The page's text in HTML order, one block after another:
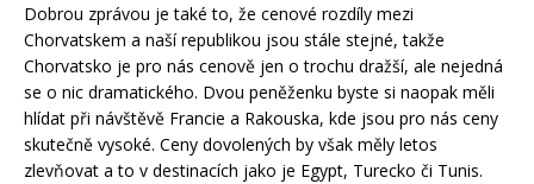
Dobrou zprávou je také to, že cenové rozdíly mezi
Chorvatskem a naší republikou jsou stále stejné, takže
Chorvatsko je pro nás cenově jen o trochu dražší, ale nejedná
se o nic dramatického. Dvou peněženku byste si naopak měli
hlídat při návštěvě Francie a Rakouska, kde jsou pro nás ceny
skutečně vysoké. Ceny dovolených by však měly letos
zlevňovat a to v destinacích jako je Egypt, Turecko či Tunis.